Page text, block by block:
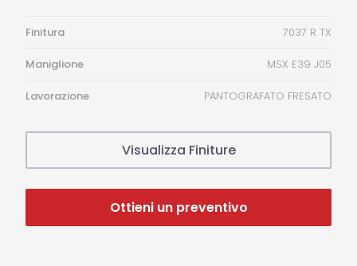
Finitura 7037 R TX
Maniglione MSX E39 J05
Lavorazione PANTOGRAFATO FRESATO
Visualizza Finiture
Ottieni un preventivo